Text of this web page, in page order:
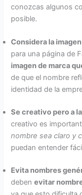
conozcas algunos
posible.
Considera la
para una página de
imagen de marca
de que el nombre
identidad de la
Se creativo pero a
creativo es
nombre sea claro y
puedan entender
Evita nombres
debenevitar